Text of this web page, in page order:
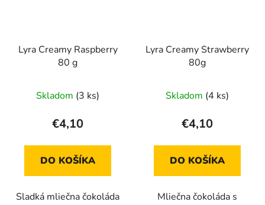
Lyra Creamy Raspberry
80 g
Skladom (3 ks)
€4,10
DO KOŠÍKA
Sladká mliečna čokoláda
Lyra Creamy Strawberry
80g
Skladom (4 ks)
€4,10
DO KOŠÍKA
Mliečna čokoláda s